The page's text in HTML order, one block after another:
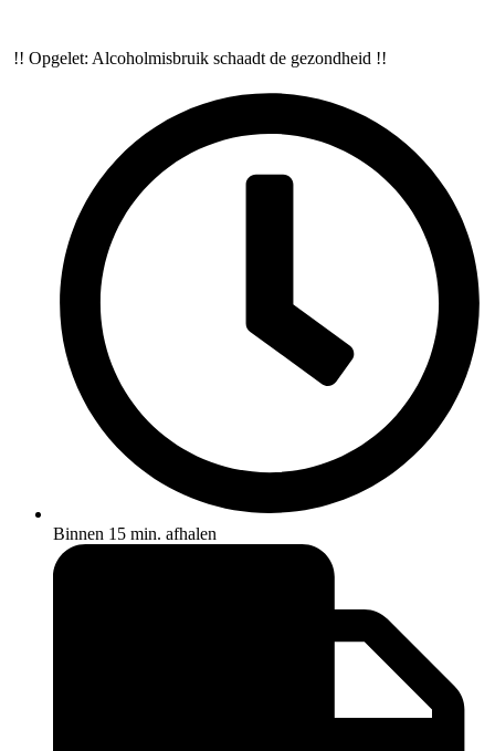
!! Opgelet: Alcoholmisbruik schaadt de gezondheid !!
Binnen 15 min. afhalen